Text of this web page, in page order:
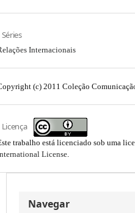
Séries
Internacionais
(c) 2011 Coleção
Licença
trabalho está licenciado sob uma
License.
Navegar